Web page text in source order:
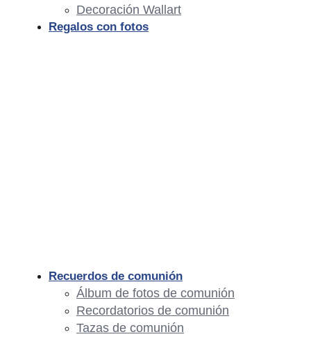
Decoración Wallart
Regalos con fotos
Recuerdos de comunión
Álbum de fotos de comunión
Recordatorios de comunión
Tazas de comunión